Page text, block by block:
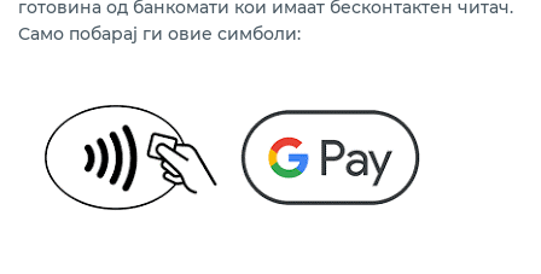
готовина од банкомати кои имаат бесконтактен читач.
Само побарај ги овие симболи: